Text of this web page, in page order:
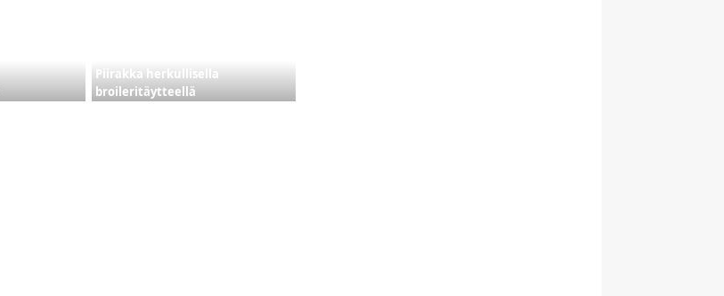
Piirakka herkullisella
broileritäytteellä